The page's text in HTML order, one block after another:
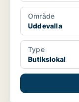
Område
Uddevalla
Type
Butikslokal